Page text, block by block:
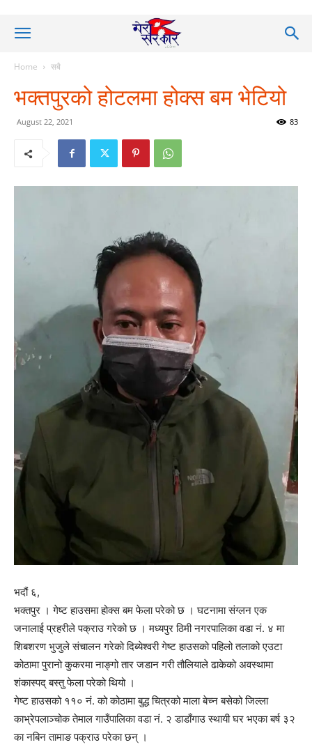
Home सबै
भक्तपुरको होटलमा होक्स बम भेटियो
August 22, 2021 83
भदौं ६,
भक्तपुर । गेष्ट हाउसमा होक्स बम फेला परेको छ । घटनामा संग्लन एक
जनालाई प्रहरीले पक्राउ गरेको छ । मध्यपुर ठिमी नगरपालिका वडा नं. ४ मा
शिबशरण भुजुले संचालन गरेको दिब्येश्वरी गेष्ट हाउसको पहिलो तलाको एउटा
कोठामा पुरानो कुकरमा नाङ्गो तार जडान गरी तौलियाले ढाकेको अवस्थामा
शंकास्पद् बस्तु फेला परेको थियो ।
गेष्ट हाउसको ११० नं. को कोठामा बुद्ध चित्रको माला बेच्न बसेको जिल्ला
काभ्रेपलाञ्चोक तेमाल गाउँपालिका वडा नं. २ डाडाँगाउ स्थायी घर भएका बर्ष ३२
का नबिन तामाङ पक्राउ परेका छन् ।